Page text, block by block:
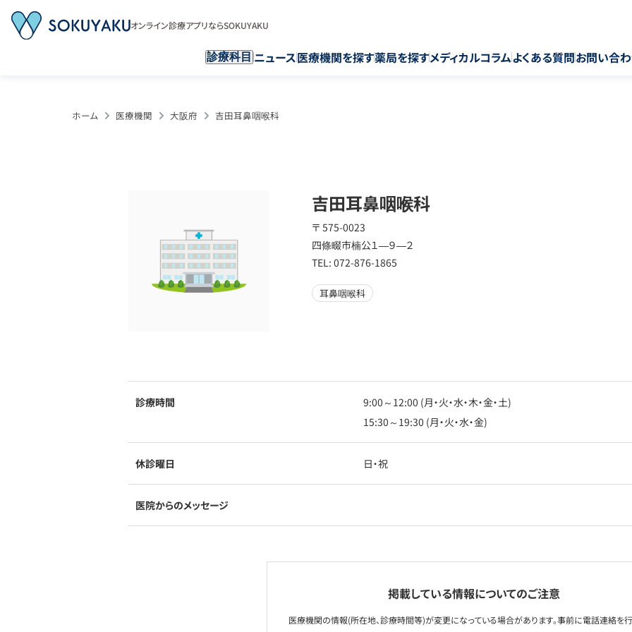
オンライン診療アプリならSOKUYAKU
診療科目 ニュース医療機関を探す薬局を探すメディカルコラムよくある質問お問い合
ホーム 医療機関 大阪府 吉田耳鼻咽喉科
吉田耳鼻咽喉科
〒 575-0023
四條畷市楠公１―９―２
TEL: 072-876-1865
耳鼻咽喉科
診療時間
9:00～12:00 (月・火・水・木・金・土)
15:30～19:30 (月・火・水・金)
休診曜日 日・祝
医院からのメッセージ
掲載している情報についてのご注意
医療機関の情報(所在地、診療時間等)が変更になっている場合があります。事前に電話連絡を